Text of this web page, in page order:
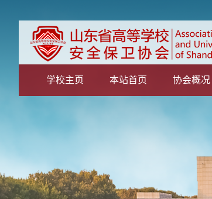
学校主页 本站首页 协会概况